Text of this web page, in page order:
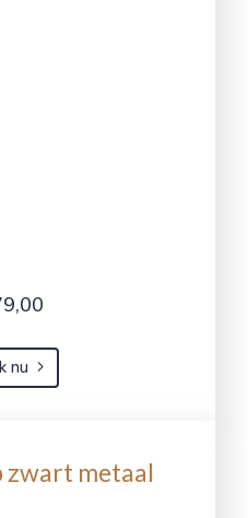
nu
zwart metaal